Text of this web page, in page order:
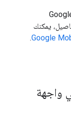
يمكنك
Google
.